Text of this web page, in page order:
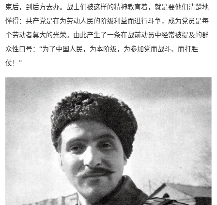
束后，到后方去办。战士们被这样的精神教育着，就是要他们清楚地
懂得：共产党是在为劳动人民的阶级利益而进行斗争，成为党员是每
个劳动者莫大的光荣。由此产生了一条在战前动员中经常被提及的群
众性口号：“为了中国人民，为本阶级，为参加党而战斗、而打胜
仗！”